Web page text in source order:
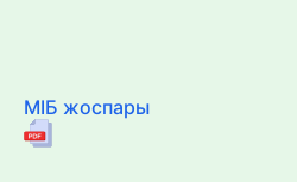
МІБ жоспары